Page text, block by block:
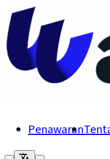
Penawaran